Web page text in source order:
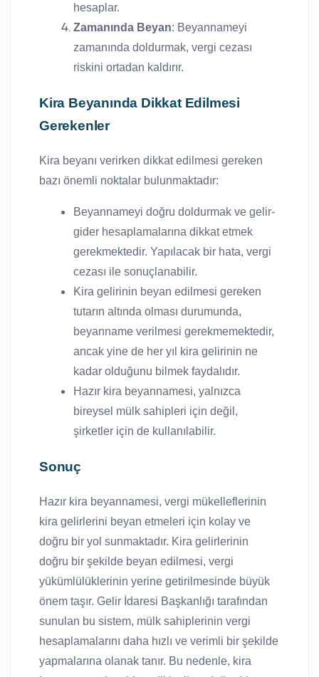
hesaplar.
Zamanında Beyan: Beyannameyi
zamanında doldurmak, vergi cezası
riskini ortadan kaldırır.
Kira Beyanında Dikkat Edilmesi
Gerekenler
Kira beyanı verirken dikkat edilmesi gereken
bazı önemli noktalar bulunmaktadır:
Beyannameyi doğru doldurmak ve gelir-
gider hesaplamalarına dikkat etmek
gerekmektedir. Yapılacak bir hata, vergi
cezası ile sonuçlanabilir.
Kira gelirinin beyan edilmesi gereken
tutarın altında olması durumunda,
beyanname verilmesi gerekmemektedir,
ancak yine de her yıl kira gelirinin ne
kadar olduğunu bilmek faydalıdır.
Hazır kira beyannamesi, yalnızca
bireysel mülk sahipleri için değil,
şirketler için de kullanılabilir.
Sonuç
Hazır kira beyannamesi, vergi mükelleflerinin
kira gelirlerini beyan etmeleri için kolay ve
doğru bir yol sunmaktadır. Kira gelirlerinin
doğru bir şekilde beyan edilmesi, vergi
yükümlülüklerinin yerine getirilmesinde büyük
önem taşır. Gelir İdaresi Başkanlığı tarafından
sunulan bu sistem, mülk sahiplerinin vergi
hesaplamalarını daha hızlı ve verimli bir şekilde
yapmalarına olanak tanır. Bu nedenle, kira